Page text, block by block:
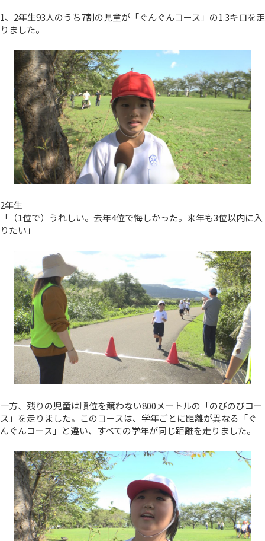
1、2年生93人のうち7割の児童が「ぐんぐんコース」の1.3キロを走
りました。
2年生
「（1位で）うれしい。去年4位で悔しかった。来年も3位以内に入
りたい」
一方、残りの児童は順位を競わない800メートルの「のびのびコー
ス」を走りました。このコースは、学年ごとに距離が異なる「ぐ
んぐんコース」と違い、すべての学年が同じ距離を走りました。